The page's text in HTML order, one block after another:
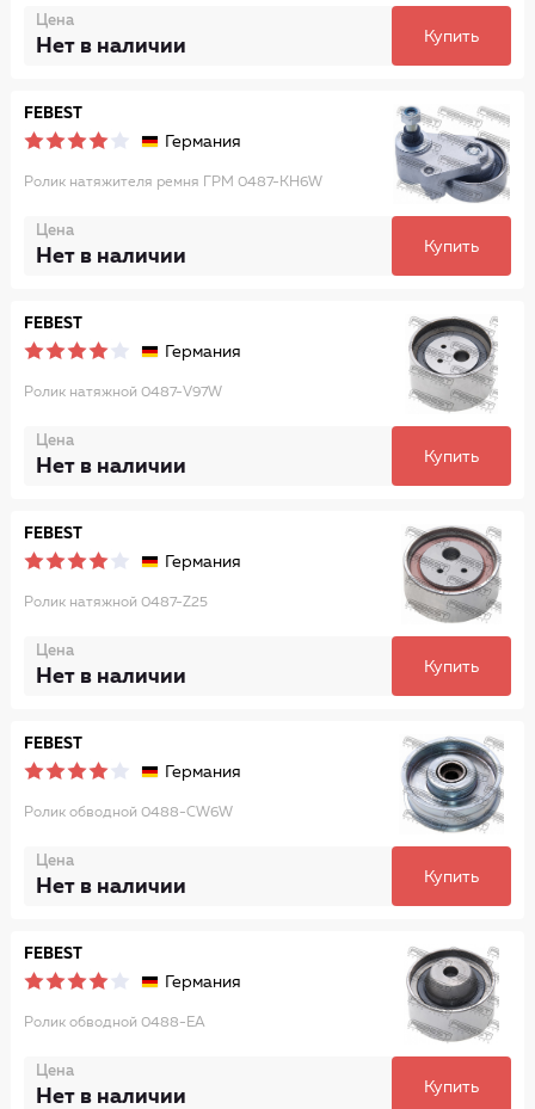
Цена
Нет в наличии Купить
FEBEST
Германия
Ролик натяжителя ремня ГРМ 0487-KH6W
Цена
Нет в наличии Купить
FEBEST
Германия
Ролик натяжной 0487-V97W
Цена
Нет в наличии Купить
FEBEST
Германия
Ролик натяжной 0487-Z25
Цена
Нет в наличии Купить
FEBEST
Германия
Ролик обводной 0488-CW6W
Цена
Нет в наличии Купить
FEBEST
Германия
Ролик обводной 0488-EA
Цена
Нет в наличии Купить